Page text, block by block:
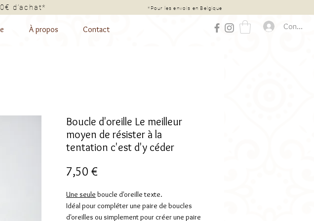
dès 50€ d’achat* *Pour les envois en Belgique
À propos Contact
Boucle d'oreille Le meilleur
moyen de résister à la
tentation c'est d'y céder
7,50 €
Une seule boucle d'oreille texte.
Idéal pour compléter une paire de boucles
d'oreilles ou simplement pour créer une paire